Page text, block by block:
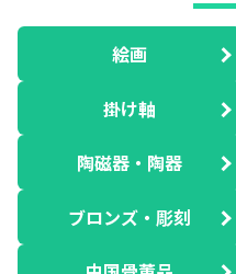
絵画
掛け軸
陶磁器・陶器
ブロンズ・彫刻